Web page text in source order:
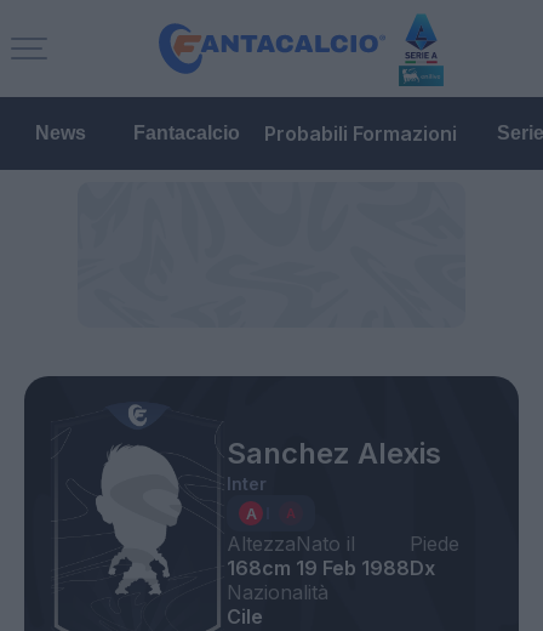
News Fantacalcio Probabili Formazioni
Sanchez Alexis
Inter
Altezza
168cm
Nato il
19 Feb 1988
Piede
Dx
Nazionalità
Cile